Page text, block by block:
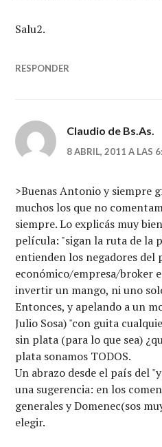
Salu2.
RESPONDER
Claudio de Bs.As.
8 ABRIL, 2011 A LAS
>Buenas Antonio y siempre
muchos los que no
siempre. Lo explicás muy
película: "sigan la ruta de la
entienden los negadores del
económico/empresa/broker
invertir un mango, ni uno
Entonces, y apelando a un
Julio Sosa) "con guita
sin plata (para lo que sea)
plata sonamos TODOS.
Un abrazo desde el país del
una sugerencia: en los
generales y Domenec(sos
elegir.